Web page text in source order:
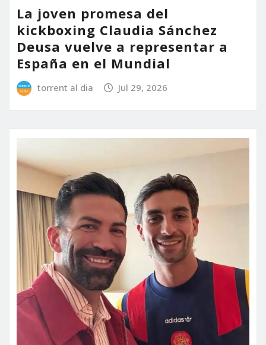
La joven promesa del
kickboxing Claudia Sánchez
Deusa vuelve a representar a
España en el Mundial
torrent al dia Jul 29, 2026